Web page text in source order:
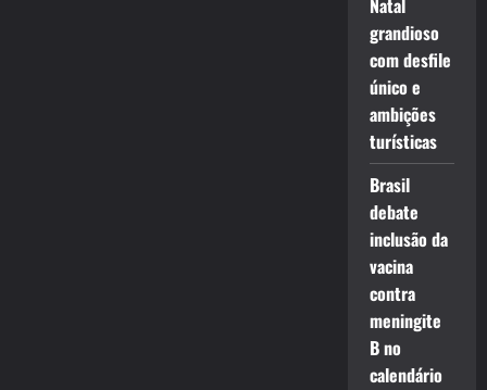
Natal
grandioso
com desfile
único e
ambições
turísticas
Brasil
debate
inclusão da
vacina
contra
meningite
B no
calendário